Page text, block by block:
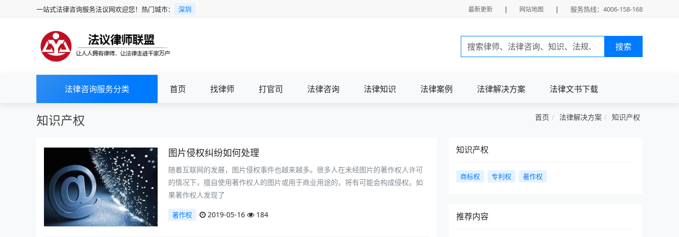
一站式法律咨询服务法议网欢迎您！热门城市： 深圳 最新更新 | 网站地图 | 服务热线：4006-158-168
搜索
法律咨询服务分类 首页 找律师 打官司 法律咨询 法律知识 法律案例 法律解决方案 法律文书下载
知识产权 首页 法律解决方案 知识产权
图片侵权纠纷如何处理
随着互联网的发展，图片侵权事件也越来越多。很多人在未经图片的著作权人许可
的情况下，擅自使用著作权人的图片或用于商业用途的，将有可能会构成侵权。如
果著作权人发现了
著作权 2019-05-16 184
知识产权
商标权 专利权 著作权
推荐内容